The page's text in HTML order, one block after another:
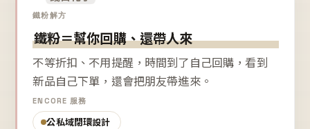
鐵粉解方
鐵粉＝幫你回購、還帶人來
不等折扣、不用提醒，時間到了自己回購，看到
新品自己下單，還會把朋友帶進來。
ENCORE 服務
公私域閉環設計